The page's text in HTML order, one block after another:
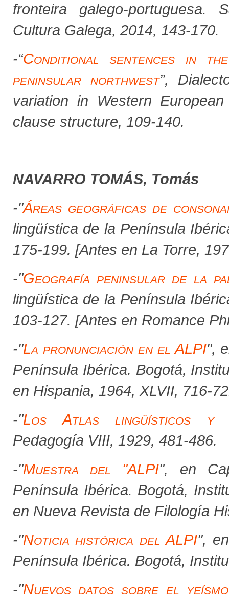
fronteira galego-portuguesa.
Cultura Galega, 2014, 143-170.
-“Conditional sentences in
peninsular northwest”,
variation in Western
clause structure, 109-140.
NAVARRO TOMÁS, Tomás
-"Áreas geográficas de
lingüística de la Península
175-199. [Antes en La Torre,
-"Geografía peninsular de la
lingüística de la Península
103-127. [Antes en Romance
-"La pronunciación en el ALPI",
Península Ibérica. Bogotá,
en Hispania, 1964, XLVII, 716-
-"Los Atlas lingüísticos y
Pedagogía VIII, 1929, 481-486.
-"Muestra del "ALPI", en
Península Ibérica. Bogotá,
en Nueva Revista de Filología
-"Noticia histórica del ALPI",
Península Ibérica. Bogotá,
-"Nuevos datos sobre el